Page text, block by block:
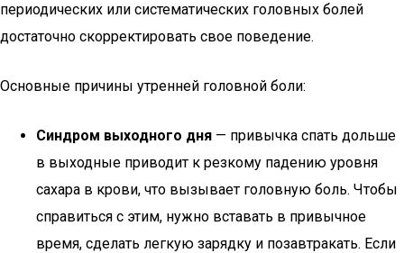
периодических или систематических головных болей
достаточно скорректировать свое поведение.
Основные причины утренней головной боли:
Синдром выходного дня — привычка спать дольше
в выходные приводит к резкому падению уровня
сахара в крови, что вызывает головную боль. Чтобы
справиться с этим, нужно вставать в привычное
время, сделать легкую зарядку и позавтракать. Если